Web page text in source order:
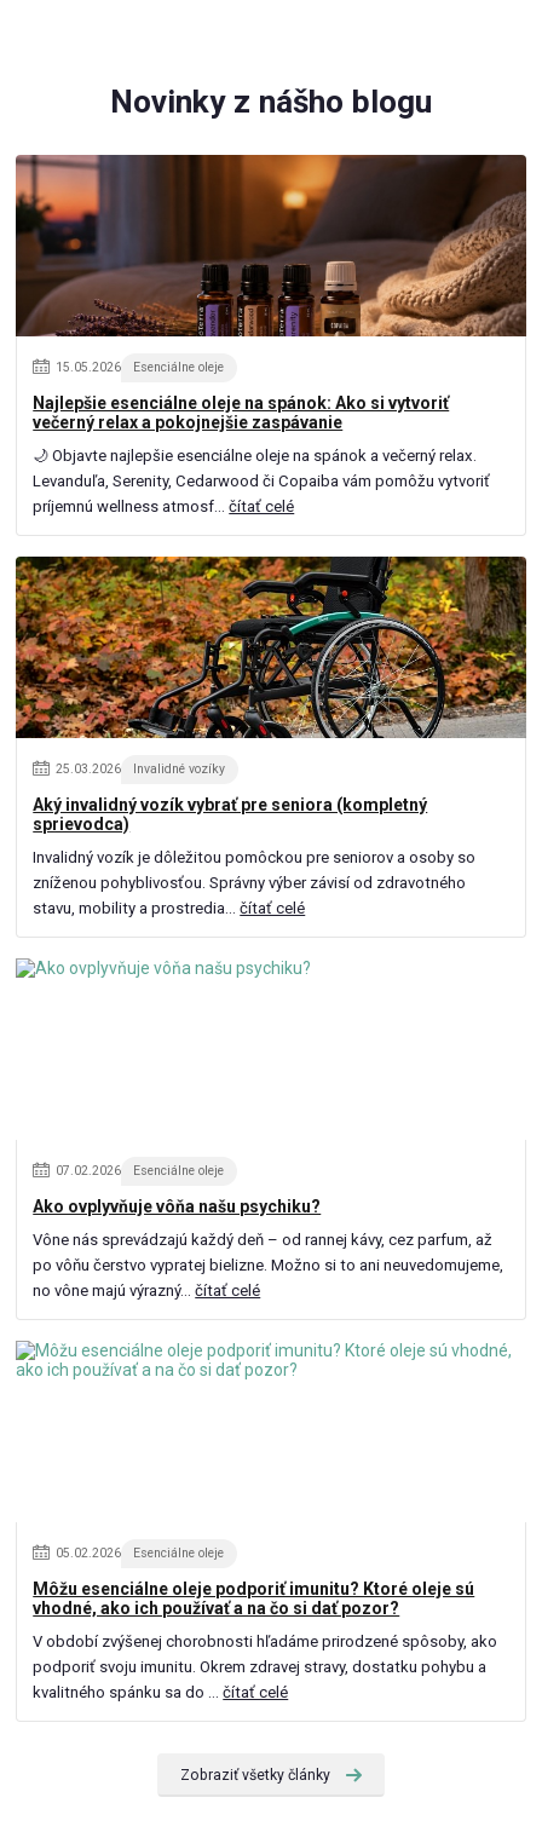
Novinky z nášho blogu
15.05.2026 Esenciálne oleje
Najlepšie esenciálne oleje na spánok: Ako si vytvoriť
večerný relax a pokojnejšie zaspávanie
🌙 Objavte najlepšie esenciálne oleje na spánok a večerný relax.
Levanduľa, Serenity, Cedarwood či Copaiba vám pomôžu vytvoriť
príjemnú wellness atmosf...čítať celé
25.03.2026 Invalidné vozíky
Aký invalidný vozík vybrať pre seniora (kompletný
sprievodca)
Invalidný vozík je dôležitou pomôckou pre seniorov a osoby so
zníženou pohyblivosťou. Správny výber závisí od zdravotného
stavu, mobility a prostredia...čítať celé
07.02.2026 Esenciálne oleje
Ako ovplyvňuje vôňa našu psychiku?
Vône nás sprevádzajú každý deň – od rannej kávy, cez parfum, až
po vôňu čerstvo vypratej bielizne. Možno si to ani neuvedomujeme,
no vône majú výrazný...čítať celé
05.02.2026 Esenciálne oleje
Môžu esenciálne oleje podporiť imunitu? Ktoré oleje sú
vhodné, ako ich používať a na čo si dať pozor?
V období zvýšenej chorobnosti hľadáme prirodzené spôsoby, ako
podporiť svoju imunitu. Okrem zdravej stravy, dostatku pohybu a
kvalitného spánku sa do ...čítať celé
Zobraziť všetky články